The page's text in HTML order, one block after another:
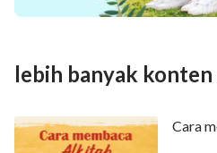
lebih banyak
Cara